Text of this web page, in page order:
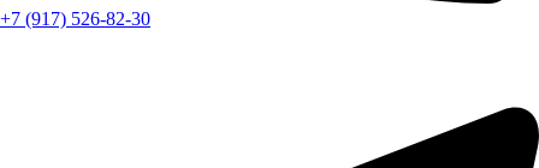
+7 (917) 526-82-30